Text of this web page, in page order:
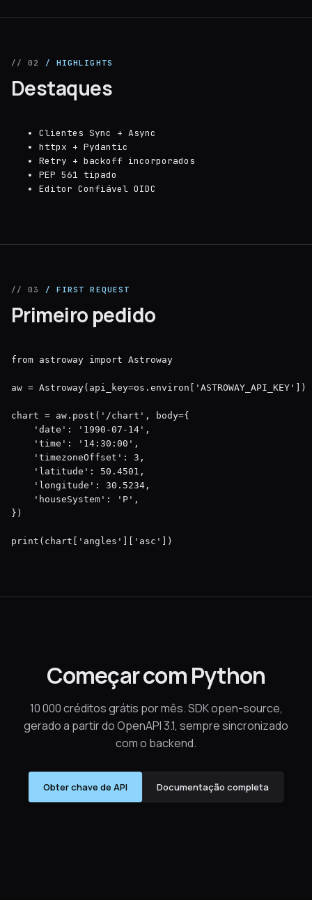
// 02 / HIGHLIGHTS
Destaques
Clientes Sync + Async
httpx + Pydantic
Retry + backoff incorporados
PEP 561 tipado
Editor Confiável OIDC
// 03 / FIRST REQUEST
Primeiro pedido
from astroway import Astroway
aw = Astroway(api_key=os.environ['ASTROWAY_API_KEY'])
chart = aw.post('/chart', body={
    'date': '1990-07-14',
    'time': '14:30:00',
    'timezoneOffset': 3,
    'latitude': 50.4501,
    'longitude': 30.5234,
    'houseSystem': 'P',
})
print(chart['angles']['asc'])
Começar com Python
10 000 créditos grátis por mês. SDK open-source,
gerado a partir do OpenAPI 3.1, sempre sincronizado
com o backend.
Obter chave de API Documentação completa